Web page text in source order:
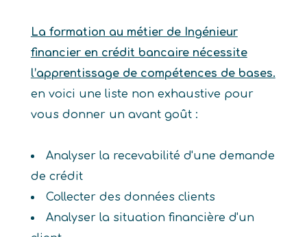
La formation au métier de Ingénieur
financier en crédit bancaire nécessite
l’apprentissage de compétences de bases.
en voici une liste non exhaustive pour
vous donner un avant goût :
Analyser la recevabilité d'une demande
de crédit
Collecter des données clients
Analyser la situation financière d'un